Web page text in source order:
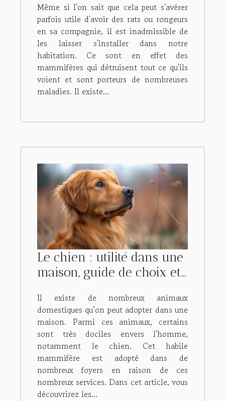
Même si l'on sait que cela peut s'avérer
parfois utile d'avoir des rats ou rongeurs
en sa compagnie, il est inadmissible de
les laisser s'installer dans notre
habitation. Ce sont en effet des
mammifères qui détruisent tout ce qu'ils
voient et sont porteurs de nombreuses
maladies. Il existe...
Le chien : utilité dans une
maison, guide de choix et
Il existe de nombreux animaux
domestiques qu’on peut adopter dans une
maison. Parmi ces animaux, certains
sont très dociles envers l'homme,
notamment le chien. Cet habile
mammifère est adopté dans de
nombreux foyers en raison de ces
nombreux services. Dans cet article, vous
découvrirez les...